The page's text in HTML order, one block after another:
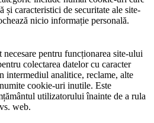
și caracteristici de securitate ale site-
nicio informație personală.
pentru funcționarea site-ului
colectarea datelor cu caracter
intermediul analitice, reclame, alte
cookie-uri inutile. Este
utilizatorului înainte de a rula
web.